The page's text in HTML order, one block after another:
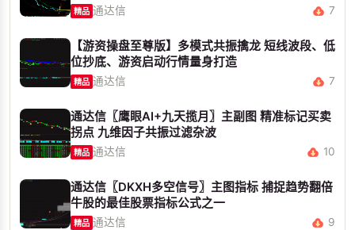
精品 通达信 7
【游资操盘至尊版】多模式共振擒龙 短线波段、低
位抄底、游资启动行情量身打造
精品 通达信 7
通达信〖鹰眼AI+九天揽月〗主副图 精准标记买卖
拐点 九维因子共振过滤杂波
精品 通达信 10
通达信〖DKXH多空信号〗主图指标 捕捉趋势翻倍
牛股的最佳股票指标公式之一
精品 通达信 9